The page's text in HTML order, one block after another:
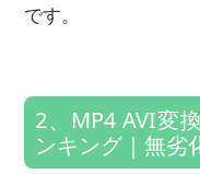
です。
2、MP4 AVI変
ンキング｜無劣